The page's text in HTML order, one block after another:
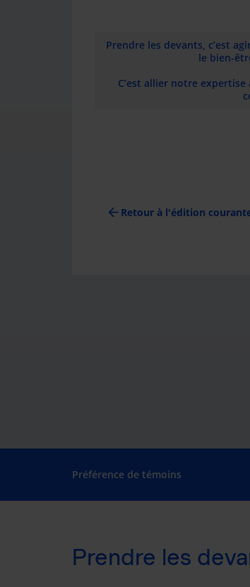
Prendre les devants, c’est
le bien-
C’est allier notre
arrow_back Retour à l'édition
Préférence de témoins
Prendre les